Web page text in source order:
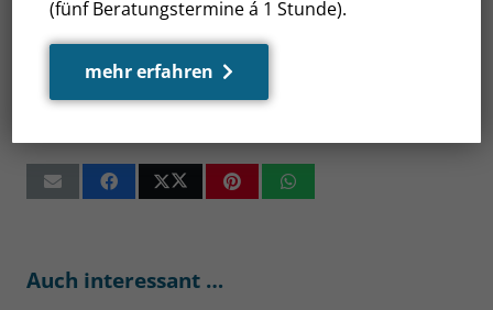
Zur Sudie
Auch interessant …
(fünf Beratungstermine á 1 Stunde).
mehr erfahren